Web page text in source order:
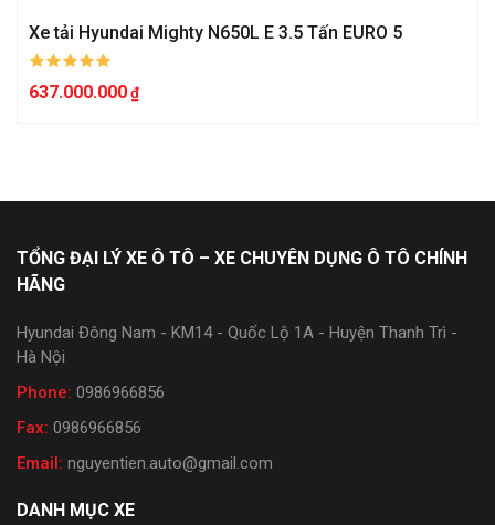
Xe tải Hyundai Mighty N650L E 3.5 Tấn EURO 5
637.000.000
TỔNG ĐẠI LÝ XE Ô TÔ – XE CHUYÊN DỤNG Ô TÔ CHÍNH
HÃNG
Hyundai Đông Nam - KM14 - Quốc Lộ 1A - Huyện Thanh Trì -
Hà Nội
Phone: 0986966856
Fax: 0986966856
Email: nguyentien.auto@gmail.com
DANH MỤC XE